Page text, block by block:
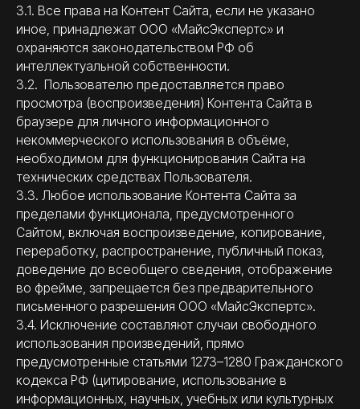
3.1. Все права на Контент Сайта, если не указано
иное, принадлежат ООО «МайсЭкспертс» и
охраняются законодательством РФ об
интеллектуальной собственности.
3.2. Пользователю предоставляется право
просмотра (воспроизведения) Контента Сайта в
браузере для личного информационного
некоммерческого использования в объёме,
необходимом для функционирования Сайта на
технических средствах Пользователя.
3.3. Любое использование Контента Сайта за
пределами функционала, предусмотренного
Сайтом, включая воспроизведение, копирование,
переработку, распространение, публичный показ,
доведение до всеобщего сведения, отображение
во фрейме, запрещается без предварительного
письменного разрешения ООО «МайсЭкспертс».
3.4. Исключение составляют случаи свободного
использования произведений, прямо
предусмотренные статьями 1273–1280 Гражданского
кодекса РФ (цитирование, использование в
информационных, научных, учебных или культурных